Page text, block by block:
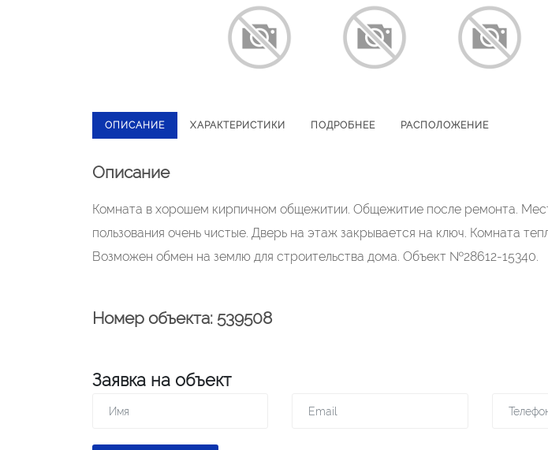
ОПИСАНИЕ ХАРАКТЕРИСТИКИ ПОДРОБНЕЕ РАСПОЛОЖЕНИЕ
Описание
Комната в хорошем кирпичном общежитии. Общежитие после ремонта.
пользования очень чистые. Дверь на этаж закрывается на ключ. Комната
Возможен обмен на землю для строительства дома. Объект №28612-15340.
Номер объекта: 539508
Заявка на объект